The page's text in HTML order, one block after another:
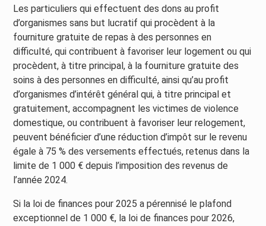
Les particuliers qui effectuent des dons au profit
d’organismes sans but lucratif qui procèdent à la
fourniture gratuite de repas à des personnes en
difficulté, qui contribuent à favoriser leur logement ou qui
procèdent, à titre principal, à la fourniture gratuite des
soins à des personnes en difficulté, ainsi qu’au profit
d’organismes d’intérêt général qui, à titre principal et
gratuitement, accompagnent les victimes de violence
domestique, ou contribuent à favoriser leur relogement,
peuvent bénéficier d’une réduction d’impôt sur le revenu
égale à 75 % des versements effectués, retenus dans la
limite de 1 000 € depuis l’imposition des revenus de
l’année 2024.
Si la loi de finances pour 2025 a pérennisé le plafond
exceptionnel de 1 000 €, la loi de finances pour 2026,